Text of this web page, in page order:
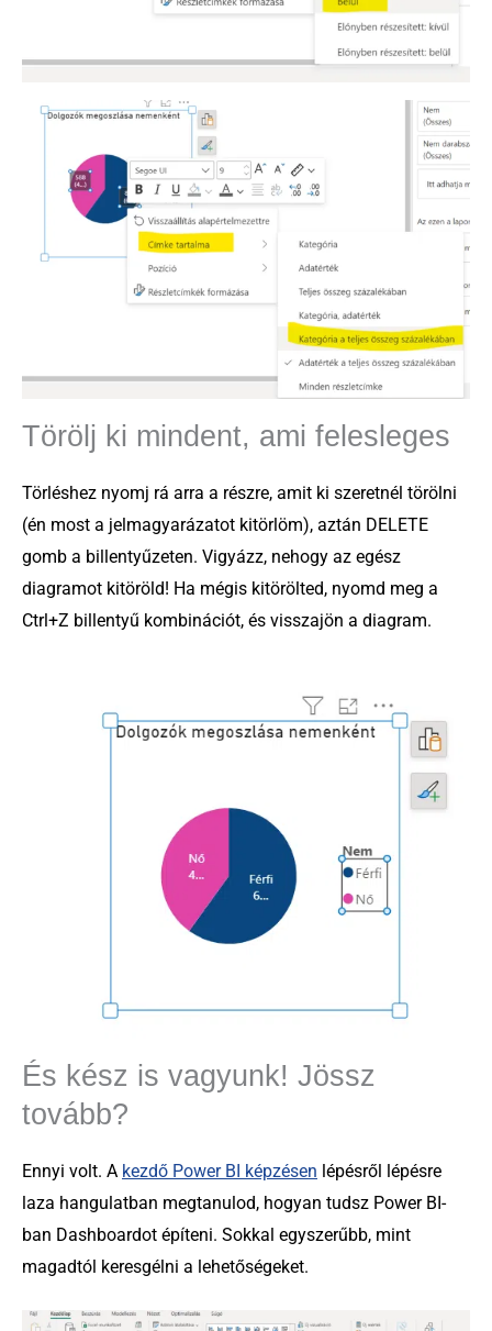
Törölj ki mindent, ami felesleges
Törléshez nyomj rá arra a részre, amit ki szeretnél törölni
(én most a jelmagyarázatot kitörlöm), aztán DELETE
gomb a billentyűzeten. Vigyázz, nehogy az egész
diagramot kitöröld! Ha mégis kitörölted, nyomd meg a
Ctrl+Z billentyű kombinációt, és visszajön a diagram.
És kész is vagyunk! Jössz
tovább?
Ennyi volt. A kezdő Power BI képzésen lépésről lépésre
laza hangulatban megtanulod, hogyan tudsz Power BI-
ban Dashboardot építeni. Sokkal egyszerűbb, mint
magadtól keresgélni a lehetőségeket.